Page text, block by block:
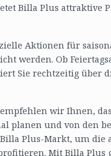
Billa Plus attraktive
Aktionen für
werden. Ob
Sie rechtzeitig über
wir Ihnen,
planen und von den
Plus-Markt, um
Mit Billa Plus